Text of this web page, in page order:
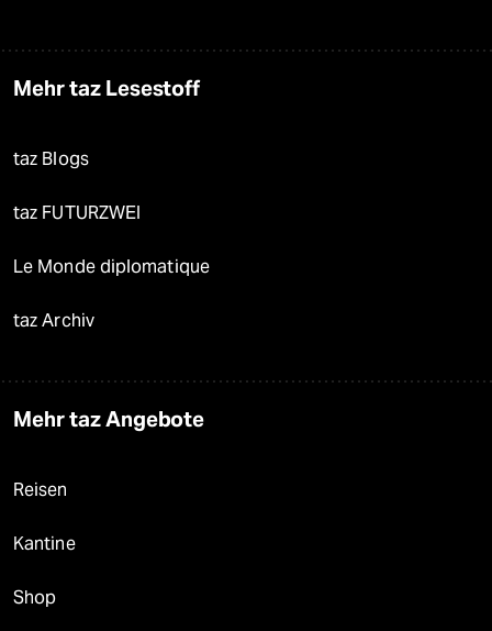
Mehr taz Lesestoff
taz Blogs
taz FUTURZWEI
Le Monde diplomatique
taz Archiv
Mehr taz Angebote
Reisen
Kantine
Shop